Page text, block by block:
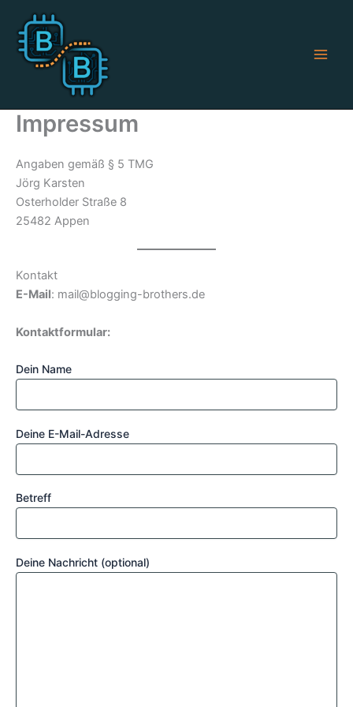
Inhalt
springen
Impressum
Angaben gemäß § 5 TMG
Jörg Karsten
Osterholder Straße 8
25482 Appen
Kontakt
E-Mail: mail@blogging-brothers.de
Kontaktformular:
Dein Name
Deine E-Mail-Adresse
Betreff
Deine Nachricht (optional)